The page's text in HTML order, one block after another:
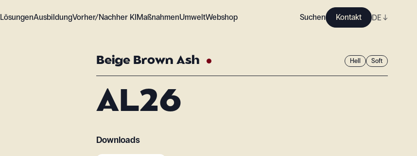
LösungenAusbildungVorher/Nachher KIMaßnahmenUmweltWebshop Suchen Kontakt DE ↓
Beige Brown Ash Hell Soft
AL26
Downloads